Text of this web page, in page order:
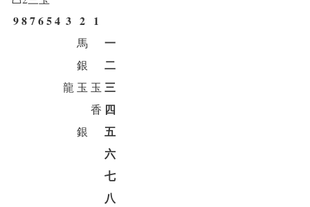
987654 3 2 1
馬 一
銀 二
龍 玉 玉 三
香 四
銀
五
六
七
八